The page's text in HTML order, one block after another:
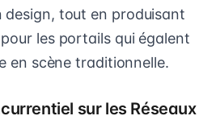
design, tout en produisant
les portails qui égalent
en scène traditionnelle.
sur les Réseaux